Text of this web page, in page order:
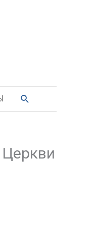
ПОИСК
Церкви